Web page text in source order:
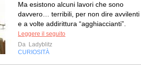
Ma esistono alcuni lavori che sono
davvero… terribili, per non dire avvilenti
e a volte addirittura “agghiaccianti”.
Leggere il seguito
Da Ladyblitz
CURIOSITÀ